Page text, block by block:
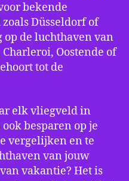
bekende
Düsseldorf of
op de luchthaven van
Oostende of
tot de
elk vliegveld in
besparen op je
vergelijken en te
van jouw
vakantie? Het is